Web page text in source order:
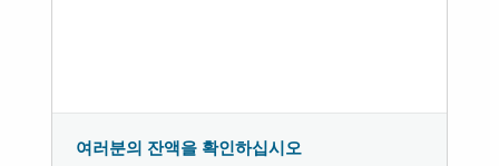
여러분의 잔액을 확인하십시오